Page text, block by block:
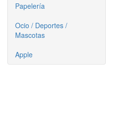
Papelería
Ocio / Deportes /
Mascotas
Apple